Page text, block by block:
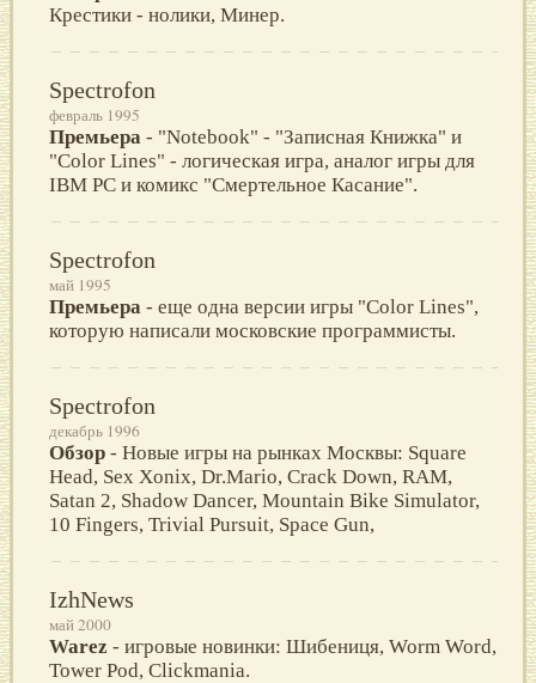
Крестики - нолики, Минер.
Spectrofon
февраль 1995
Премьера - "Notebook" - "Записная Книжка" и
"Color Lines" - логическая игра, аналог игры для
IBM PC и комикс "Смертельное Касание".
Spectrofon
май 1995
Премьера - еще одна версии игры "Color Lines",
которую написали московские программисты.
Spectrofon
декабрь 1996
Обзор - Новые игры на рынках Москвы: Square
Head, Sex Xonix, Dr.Mario, Crack Down, RAM,
Satan 2, Shadow Dancer, Mountain Bike Simulator,
10 Fingers, Trivial Pursuit, Space Gun,
IzhNews
май 2000
Warez - игровые новинки: Шибениця, Worm Word,
Tower Pod, Clickmania.